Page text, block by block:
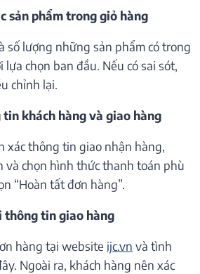
sản phẩm trong giỏ hàng
số lượng những sản phẩm có trong
chọn ban đầu. Nếu có sai sót,
chỉnh lại.
khách hàng và giao hàng
xác thông tin giao nhận hàng,
chọn hình thức thanh toán phù
“Hoàn tất đơn hàng”.
thông tin giao hàng
hàng tại website ijc.vn và tình
Ngoài ra, khách hàng nên xác